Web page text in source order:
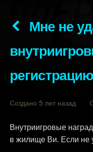
Мне не удалось получить
регистрацию
Создано 5 лет назад
Внутриигровые
в жилище Ви. Если не